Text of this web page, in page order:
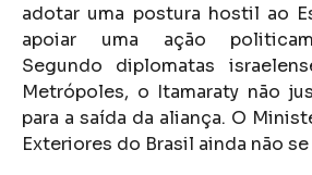
adotar uma postura hostil ao
apoiar uma ação
Segundo diplomatas
Metrópoles, o Itamaraty não
para a saída da aliança. O
Exteriores do Brasil ainda não